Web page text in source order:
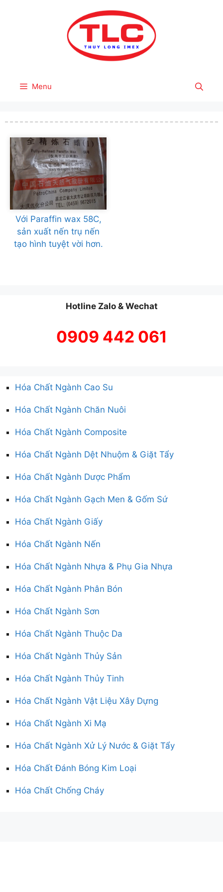
Menu
Với Paraffin wax 58C,
sản xuất nến trụ nến
tạo hình tuyệt vời hơn.
Hotline Zalo & Wechat
0909 442 061
Hóa Chất Ngành Cao Su
Hóa Chất Ngành Chăn Nuôi
Hóa Chất Ngành Composite
Hóa Chất Ngành Dệt Nhuộm & Giặt Tẩy
Hóa Chất Ngành Dược Phẩm
Hóa Chất Ngành Gạch Men & Gốm Sứ
Hóa Chất Ngành Giấy
Hóa Chất Ngành Nến
Hóa Chất Ngành Nhựa & Phụ Gia Nhựa
Hóa Chất Ngành Phân Bón
Hóa Chất Ngành Sơn
Hóa Chất Ngành Thuộc Da
Hóa Chất Ngành Thủy Sản
Hóa Chất Ngành Thủy Tinh
Hóa Chất Ngành Vật Liệu Xây Dựng
Hóa Chất Ngành Xi Mạ
Hóa Chất Ngành Xử Lý Nước & Giặt Tẩy
Hóa Chất Đánh Bóng Kim Loại
Hóa Chất Chống Cháy